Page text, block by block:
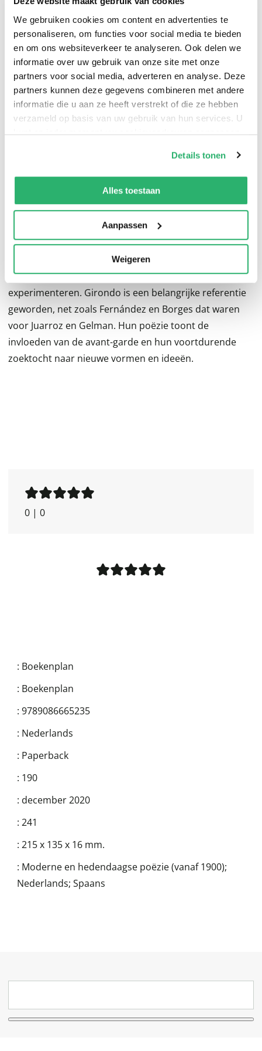
We gebruiken cookies om content en advertenties te
personaliseren, om functies voor social media te bieden
en om ons websiteverkeer te analyseren. Ook delen we
informatie over uw gebruik van onze site met onze
partners voor social media, adverteren en analyse. Deze
partners kunnen deze gegevens combineren met andere
informatie die u aan ze heeft verstrekt of die ze hebben
verzameld op basis van uw gebruik van hun services. U
kunt op ieder moment uw cookievoorkeuren aanpassen
We werken samen met13 derdendie uw gegevens
kunnen ontvangen en verwerken.
Details tonen
Alles toestaan
Aanpassen
Weigeren
eerdere grootheden zoals Macedonio Fernández, José
Luís Borges, Olivio Girondo en Olga Orozco. Zij hebben
de basis gelegd voor een moderne, vernieuwende
poëzie.
Dialoog en Vernieuwing
De traditie van deze dichters is er een van
van expressie en gedachten. Dichters uit de jaren
dertig, zoals Juarroz en Pizarnik, begonnen met
bijzondere aandacht voor taal. Gelman en Futoransky
legden de nadruk op het alledaagse, terwijl anderen het
mystieke en transcendente verkenden.
Experimenteren en Inspiratie
Deze dichters hebben allemaal een drang om te
experimenteren. Girondo is een belangrijke referentie
geworden, net zoals Fernández en Borges dat waren
voor Juarroz en Gelman. Hun poëzie toont de
invloeden van de avant-garde en hun voortdurende
zoektocht naar nieuwe vormen en ideeën.
0 | 0
: Boekenplan
: Boekenplan
: 9789086665235
: Nederlands
: Paperback
: 190
: december 2020
: 241
: 215 x 135 x 16 mm.
: Moderne en hedendaagse poëzie (vanaf 1900);
Nederlands; Spaans